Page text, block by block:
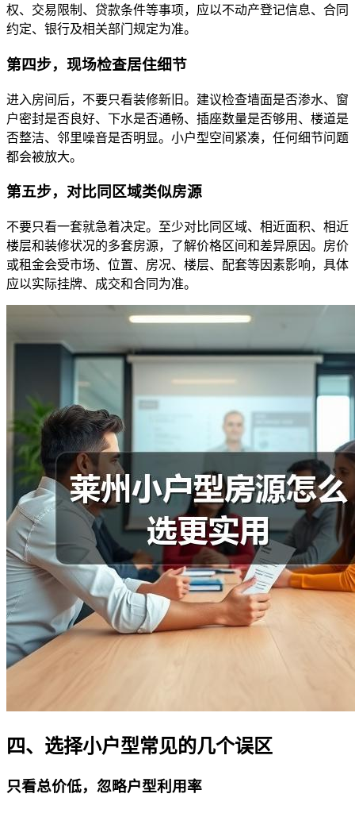
权、交易限制、贷款条件等事项，应以不动产登记信息、合同
约定、银行及相关部门规定为准。
第四步，现场检查居住细节
进入房间后，不要只看装修新旧。建议检查墙面是否渗水、窗
户密封是否良好、下水是否通畅、插座数量是否够用、楼道是
否整洁、邻里噪音是否明显。小户型空间紧凑，任何细节问题
都会被放大。
第五步，对比同区域类似房源
不要只看一套就急着决定。至少对比同区域、相近面积、相近
楼层和装修状况的多套房源，了解价格区间和差异原因。房价
或租金会受市场、位置、房况、楼层、配套等因素影响，具体
应以实际挂牌、成交和合同为准。
四、选择小户型常见的几个误区
只看总价低，忽略户型利用率